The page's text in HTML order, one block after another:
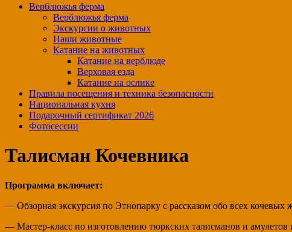
Верблюжья ферма
Верблюжья ферма
Экскурсии о животных
Наши животные
Катание на животных
Катание на верблюде
Верховая езда
Катание на ослике
Правила посещения и техника безопасности
Национальная кухня
Подарочный сертификат 2026
Фотосессии
Талисман Кочевника
Программа включает:
— Обзорная экскурсия по Этнопарку с рассказом обо всех
— Мастер-класс по изготовлению тюркских талисманов и